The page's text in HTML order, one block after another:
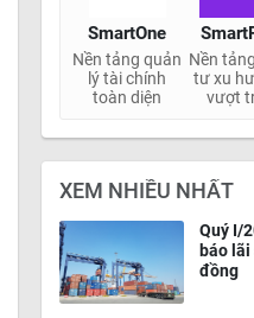
SmartOne
Nền tảng quản
lý tài chính
toàn diện
Nền
tư xu
vượt
XEM NHIỀU NHẤT
Quý I/
báo
đồng